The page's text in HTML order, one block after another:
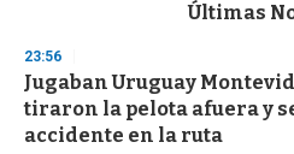
d
s
o
f
3
Últimas
23:56
Jugaban Uruguay
tiraron la pelota afuera y
accidente en la ruta